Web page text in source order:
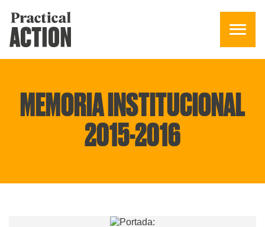
MEMORIA INSTITUCIONAL
2015-2016